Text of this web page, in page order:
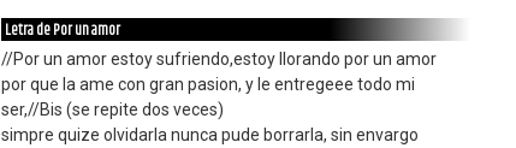
Letra de Por un amor
//Por un amor estoy sufriendo,estoy llorando por un amor
por que la ame con gran pasion, y le entregeee todo mi
ser,//Bis (se repite dos veces)
simpre quize olvidarla nunca pude borrarla, sin envargo